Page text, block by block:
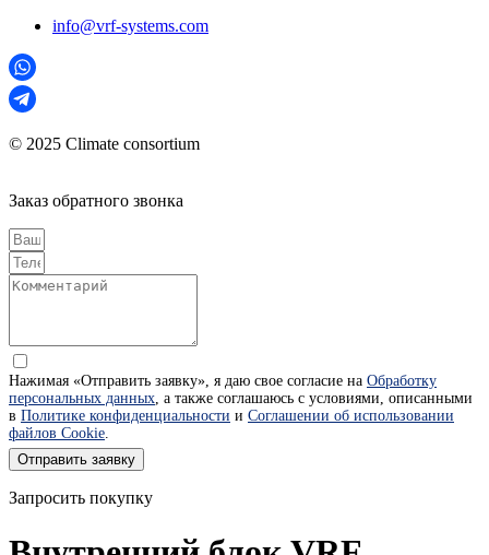
info@vrf-systems.com
© 2025 Climate consortium
Заказ обратного звонка
Нажимая «Отправить заявку», я даю свое согласие на Обработку
персональных данных, а также соглашаюсь с условиями, описанными
в Политике конфиденциальности и Соглашении об использовании
файлов Cookie.
Отправить заявку
Запросить покупку